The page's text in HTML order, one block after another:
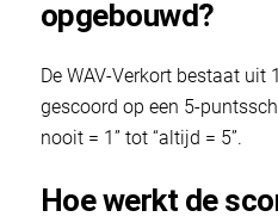
opgebouwd?
De WAV-Verkort bestaat uit
gescoord op een 5-
nooit = 1” tot “altijd = 5”.
Hoe werkt de